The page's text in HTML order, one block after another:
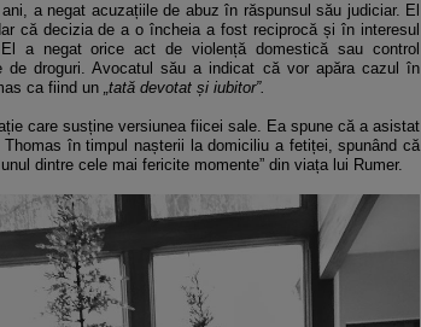
a negat acuzațiile de abuz în răspunsul său judiciar. El
că decizia de a o încheia a fost reciprocă și în interesul
a negat orice act de violență domestică sau control
droguri. Avocatul său a indicat că vor apăra cazul în
ca fiind un „tată devotat și iubitor”.
care susține versiunea fiicei sale. Ea spune că a asistat
Thomas în timpul nașterii la domiciliu a fetiței, spunând că
dintre cele mai fericite momente” din viața lui Rumer.